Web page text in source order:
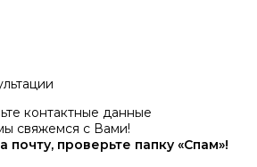
контактные данные
свяжемся с Вами!
почту, проверьте папку «Спам»!